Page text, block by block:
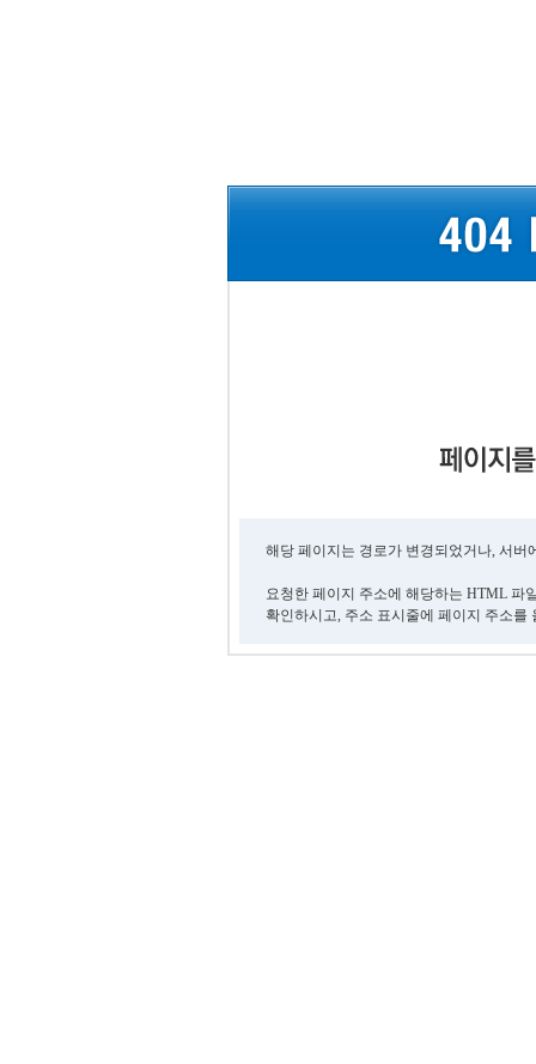
해당 페이지는 경로가 변경되었거나, 서
요청한 페이지 주소에 해당하는 HTML 파
확인하시고, 주소 표시줄에 페이지 주소